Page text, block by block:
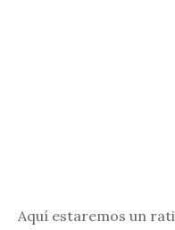
Aquí estaremos un